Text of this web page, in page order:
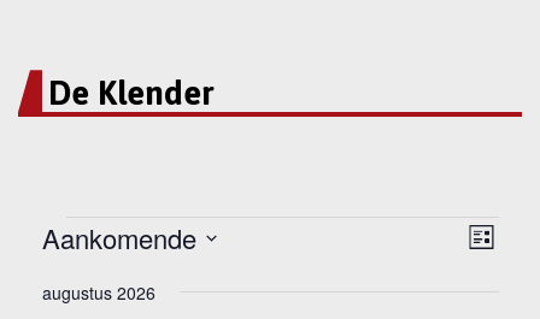
De Klender